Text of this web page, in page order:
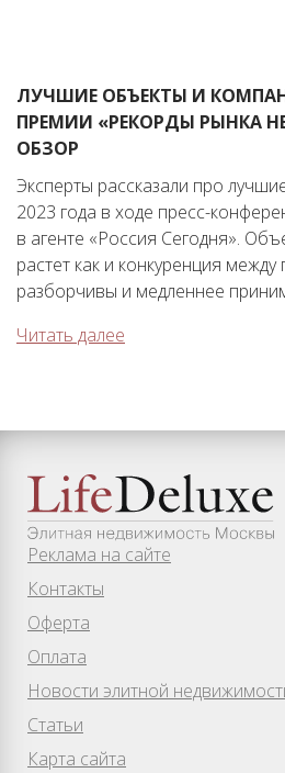
ЛУЧШИЕ ОБЪЕКТЫ И
ПРЕМИИ «РЕКОРДЫ РЫНКА
ОБЗОР
Эксперты рассказали про
2023 года в ходе пресс-
в агенте «Россия Сегодня».
растет как и конкуренция
разборчивы и медленнее
Читать далее
Реклама на сайте
Контакты
Оферта
Оплата
Новости элитной
Статьи
Карта сайта